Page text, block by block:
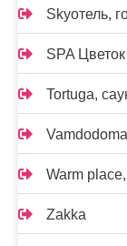
Skyотель,
SPA
Tortuga,
Vamdodoma
Warm
Zakka